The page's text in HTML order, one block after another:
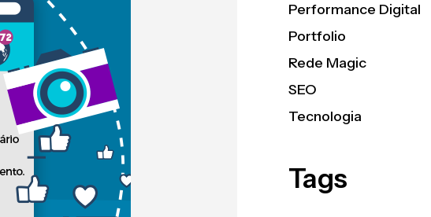
Performance Digital
Portfolio
Rede Magic
SEO
Tecnologia
Tags